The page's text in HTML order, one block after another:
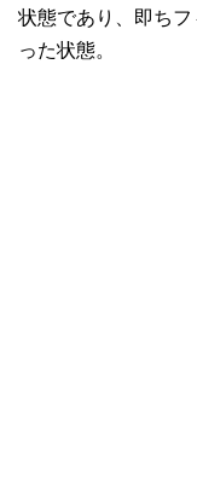
状態であり、即ち
った状態。